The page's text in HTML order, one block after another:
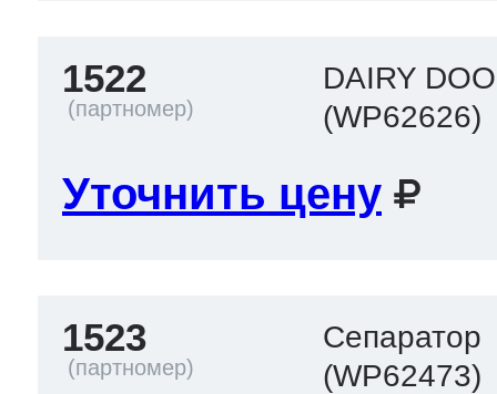
1522
DAIRY
(WP62626)
Уточнить цену
1523
Сепаратор
(WP62473)